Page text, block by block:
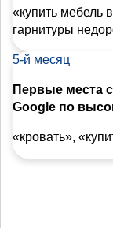
«купить мебель
гарнитуры
5-й месяц
Первые места
Google по
«кровать»,